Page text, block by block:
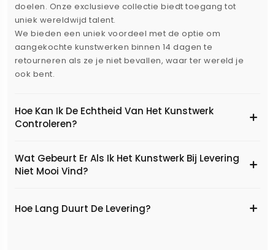
doelen. Onze exclusieve collectie biedt toegang tot
uniek wereldwijd talent.
We bieden een uniek voordeel met de optie om
aangekochte kunstwerken binnen 14 dagen te
retourneren als ze je niet bevallen, waar ter wereld je
ook bent.
Hoe Kan Ik De Echtheid Van Het Kunstwerk
Controleren?
Wat Gebeurt Er Als Ik Het Kunstwerk Bij Levering
Niet Mooi Vind?
Hoe Lang Duurt De Levering?